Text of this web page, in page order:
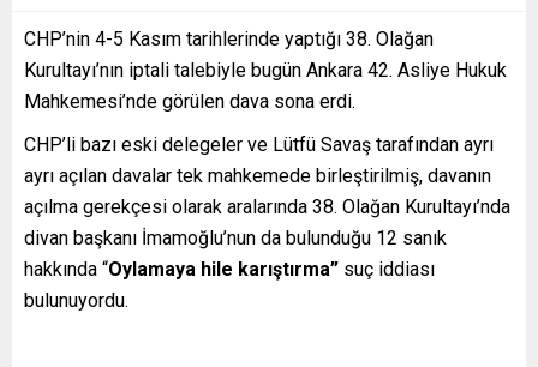
CHP’nin 4-5 Kasım tarihlerinde yaptığı 38. Olağan
Kurultayı’nın iptali talebiyle bugün Ankara 42. Asliye Hukuk
Mahkemesi’nde görülen dava sona erdi.
CHP’li bazı eski delegeler ve Lütfü Savaş tarafından ayrı
ayrı açılan davalar tek mahkemede birleştirilmiş, davanın
açılma gerekçesi olarak aralarında 38. Olağan Kurultayı’nda
divan başkanı İmamoğlu’nun da bulunduğu 12 sanık
hakkında “Oylamaya hile karıştırma” suç iddiası
bulunuyordu.